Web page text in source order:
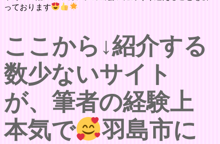
っております
ここから↓紹介する
数少ないサイト
が、筆者の経験上
本気で
羽島市に